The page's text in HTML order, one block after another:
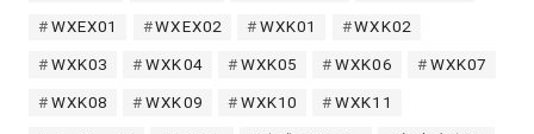
WXEX01 WXEX02 WXK01 WXK02
WXK03 WXK04 WXK05 WXK06 WXK07
WXK08 WXK09 WXK10 WXK11